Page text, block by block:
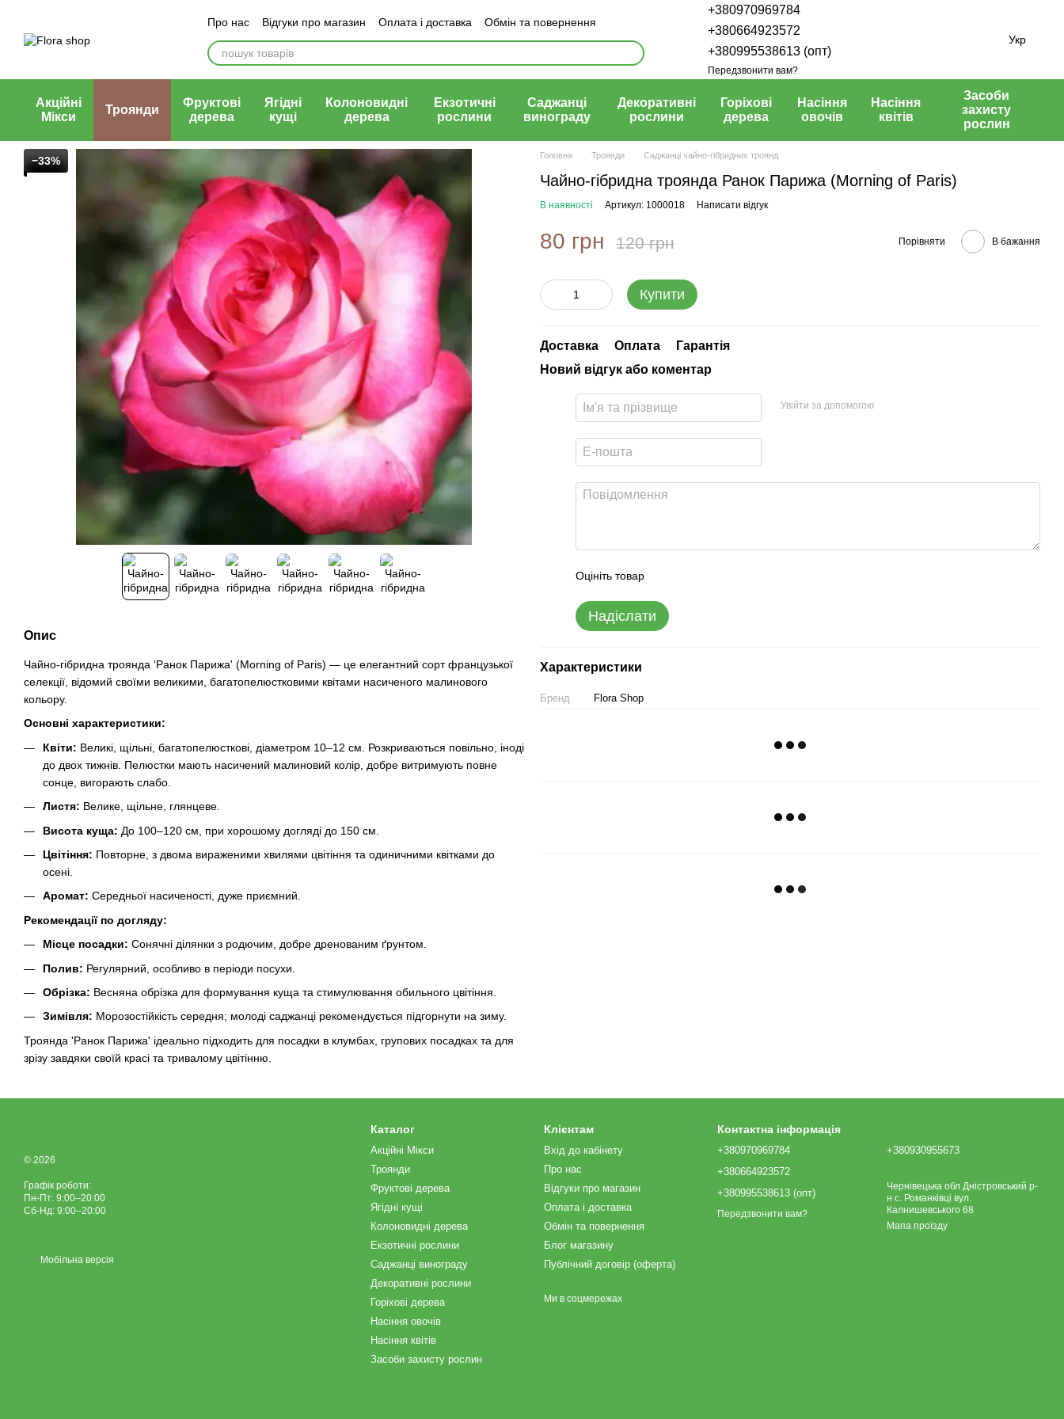
Про нас Відгуки про магазин Оплата і доставка
Обмін та повернення
Блог магазину
Публічний договір (оферта)
+380970969784
+380664923572
+380995538613 (опт)
Передзвонити вам?
Укр
Акційні
Мікси
Троянди
Фруктові
дерева
Ягідні
кущі
Колоновидні
дерева
Екзотичні
рослини
Саджанці
винограду
Декоративні
рослини
Горіхові
дерева
Насіння
овочів
Насіння
квітів
Засоби
захисту
рослин
−33%
Опис
Чайно-гібридна троянда 'Ранок Парижа' (Morning of Paris) — це елегантний сорт французької
селекції, відомий своїми великими, багатопелюстковими квітами насиченого малинового
кольору.
Основні характеристики:
Квіти: Великі, щільні, багатопелюсткові, діаметром 10–12 см. Розкриваються повільно, іноді
до двох тижнів. Пелюстки мають насичений малиновий колір, добре витримують повне
сонце, вигорають слабо.
Листя: Велике, щільне, глянцеве.
Висота куща: До 100–120 см, при хорошому догляді до 150 см.
Цвітіння: Повторне, з двома вираженими хвилями цвітіння та одиничними квітками до
осені.
Аромат: Середньої насиченості, дуже приємний.
Рекомендації по догляду:
Місце посадки: Сонячні ділянки з родючим, добре дренованим ґрунтом.
Полив: Регулярний, особливо в періоди посухи.
Обрізка: Весняна обрізка для формування куща та стимулювання обильного цвітіння.
Зимівля: Морозостійкість середня; молоді саджанці рекомендується підгорнути на зиму.
Троянда 'Ранок Парижа' ідеально підходить для посадки в клумбах, групових посадках та для
зрізу завдяки своїй красі та тривалому цвітінню.
Головна Троянди Саджанці чайно-гібридних троянд
Чайно-гібридна троянда Ранок Парижа (Morning of Paris)
В наявності Артикул: 1000018 Написати відгук
80 грн 120 грн Порівняти В бажання
Купити
Доставка Оплата
Гарантія
Новий відгук або коментар
Увійти за допомогою
Оцініть товар
Надіслати
Характеристики
Бренд Flora Shop
© 2026
Графік роботи:
Пн-Пт: 9:00–20:00
Сб-Нд: 9:00–20:00
Мобільна версія
Каталог
Акційні Мікси
Троянди
Фруктові дерева
Ягідні кущі
Колоновидні дерева
Екзотичні рослини
Саджанці винограду
Декоративні рослини
Горіхові дерева
Насіння овочів
Насіння квітів
Засоби захисту рослин
Клієнтам
Вхід до кабінету
Про нас
Відгуки про магазин
Оплата і доставка
Обмін та повернення
Блог магазину
Публічний договір (оферта)
Ми в соцмережах
Контактна інформація
+380970969784
+380664923572
+380995538613 (опт)
Передзвонити вам?
+380930955673
Чернівецька обл Дністровський р-
н с. Романківці вул.
Калнишевського 68
Мапа проїзду